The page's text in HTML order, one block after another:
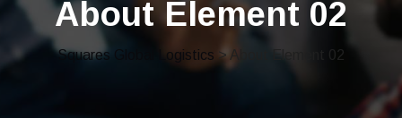
About Element 02
Squares Global Logistics > About Element 02